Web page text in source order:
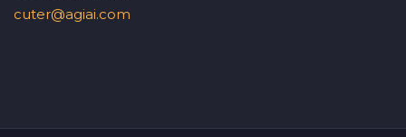
cuter@agiai.com